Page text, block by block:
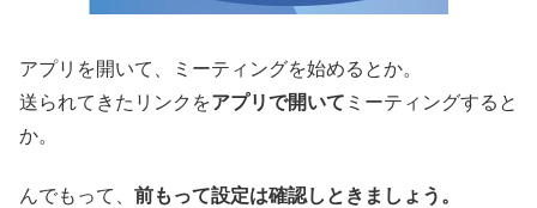
アプリを開いて、ミーティングを始めるとか。
送られてきたリンクをアプリで開いて ミーティングすると
か。
んでもって、 前もって設定は確認しときましょう。